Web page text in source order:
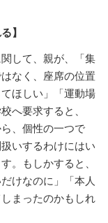
】
して、親が、「集
なく、座席の位置
ほしい」「運動場
へ要求すると、
、個性の一つで
いするわけにはい
。もしかすると、
けなのに」「本人
まったのかもしれ